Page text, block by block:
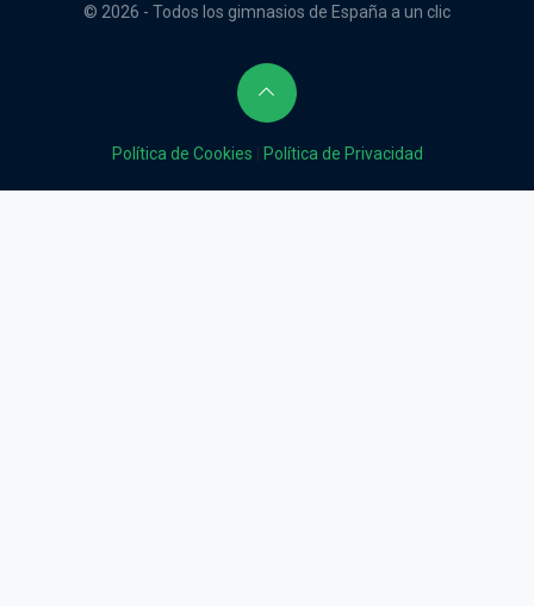
© 2026 - Todos los gimnasios de España a un clic
Política de Cookies Política de Privacidad